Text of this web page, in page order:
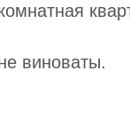
виноваты.